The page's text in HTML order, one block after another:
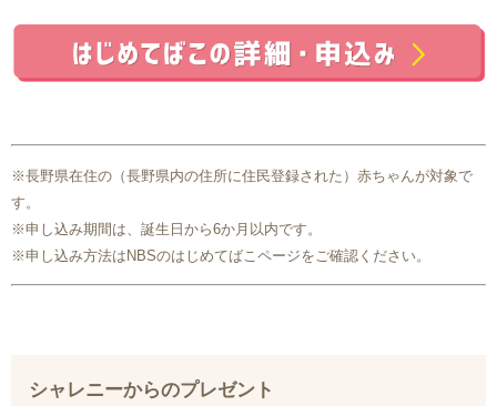
※長野県在住の（長野県内の住所に住民登録された）赤ちゃんが対象で
す。
※申し込み期間は、誕生日から6か月以内です。
※申し込み方法はNBSのはじめてばこページをご確認ください。
シャレニーからのプレゼント